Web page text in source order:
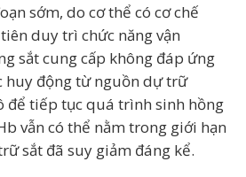
sớm, do cơ thể có cơ chế
duy trì chức năng vận
sắt cung cấp không đáp ứng
huy động từ nguồn dự trữ
để tiếp tục quá trình sinh hồng
vẫn có thể nằm trong giới hạn
sắt đã suy giảm đáng kể.